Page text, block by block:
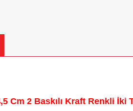
Cm 2 Baskılı Kraft Renkli